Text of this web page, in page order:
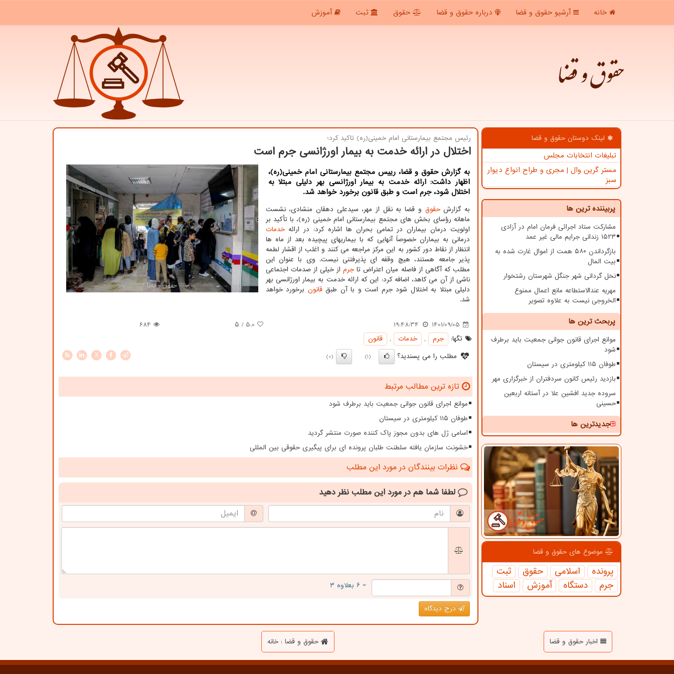
خانه آرشیو حقوق و قضا درباره حقوق و قضا حقوق ثبت آموزش
حقوق و قضا
لینک دوستان حقوق و قضا
تبلیغات انتخابات مجلس
مستر گرین وال | مجری و طراح انواع دیوار
سبز
پربیننده ترین ها
مشارکت ستاد اجرائی فرمان امام در آزادی
۱۵۲۳ زندانی جرایم مالی غیر عمد
بازگرداندن ۵۸۰ همت از اموال غارت شده به
بیت المال
نخل گردانی شهر جنگل شهرستان رشتخوار
مهریه عندالاستطاعه مانع اعمال ممنوع
الخروجی نیست به علاوه تصویر
پربحث ترین ها
موانع اجرای قانون جوانی جمعیت باید برطرف
شود
طوفان ۱۱۵ کیلومتری در سیستان
بازدید رئیس کانون سردفتران از خبرگزاری مهر
سروده جدید افشین علا در آستانه اربعین
حسینی
جدیدترین ها
موضوع های حقوق و قضا
پرونده اسلامی حقوق
ثبت
جرم
دستگاه آموزش اسناد
رئیس مجتمع بیمارستانی امام خمینی(ره) تاكید كرد؛
اختلال در ارائه خدمت به بیمار اورژانسی جرم است
به گزارش حقوق و قضا، رییس مجتمع بیمارستانی امام خمینی(ره)،
اظهار داشت: ارائه خدمت به بیمار اورژانسی بهر دلیلی مبتلا به
اختلال شود، جرم است و طبق قانون برخورد خواهد شد.
به گزارشحقوق و قضا به نقل از مهر، سیدعلی دهقان منشادی، نشست
ماهانه رؤسای بخش های مجتمع بیمارستانی امام خمینی (ره)، با تأکید بر
اولویت درمان بیماران در تمامی بحران ها اشاره کرد: در ارائهخدمات
درمانی به بیماران خصوصاً آنهایی که با بیماریهای پیچیده بعد از ماه ها
انتظار از نقاط دور کشور به این مرکز مراجعه می کنند و اغلب از اقشار لطمه
پذیر جامعه هستند، هیچ وقفه ای پذیرفتنی نیست. وی با عنوان این
مطلب که آگاهی از فاصله میان اعتراض تا جرماز خیلی از صدمات اجتماعی
ناشی از آن می کاهد، اضافه کرد: این که ارائه خدمت به بیمار اورژانسی بهر
دلیلی مبتلا به اختلال شود جرم است و با آن طبققانون برخورد خواهد
شد.
1401/09/05
19:48:34
5.0 / ۵
684
تگها:
جرم , خدمات ,
قانون
مطلب را می پسندید؟
(1)
(0)
X
تازه ترین مطالب مرتبط
موانع اجرای قانون جوانی جمعیت باید برطرف شود
طوفان ۱۱۵ کیلومتری در سیستان
اسامی ژل های بدون مجوز پاک کننده صورت منتشر گردید
خشونت سازمان یافته سلطنت طلبان پرونده ای برای پیگیری حقوقی بین المللی
نظرات بینندگان در مورد این مطلب
لطفا شما هم در مورد این مطلب نظر دهید
= ۶ بعلاوه ۳
درج دیدگاه
اخبار حقوق و قضا حقوق و قضا : خانه